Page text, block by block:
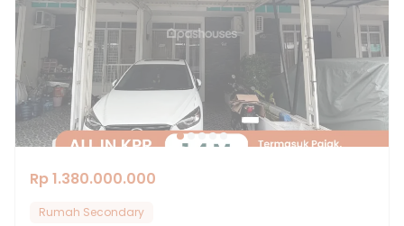
Rp 1.380.000.000
Rumah Secondary